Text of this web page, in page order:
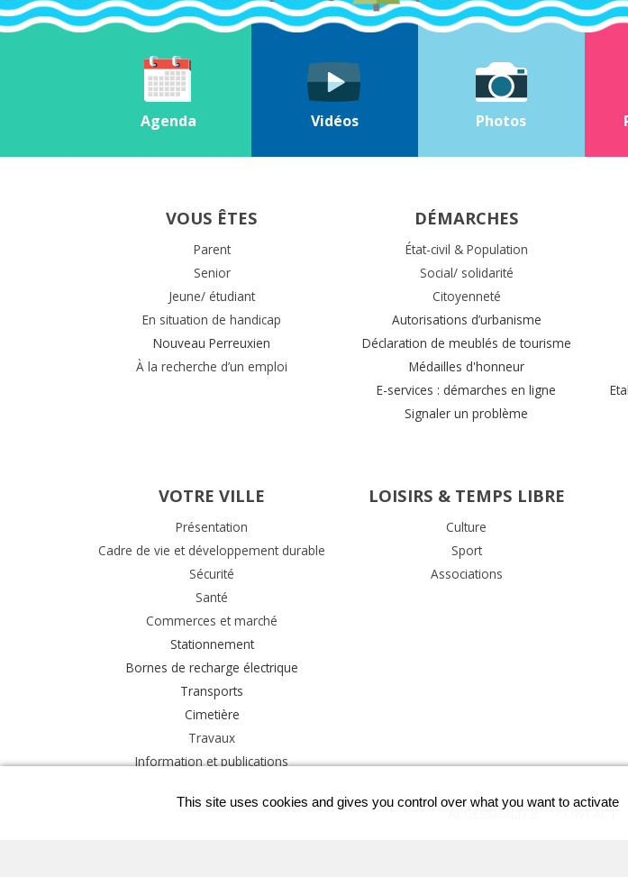
Agenda Vidéos Photos
VOUS ÊTES
Parent
Senior
Jeune/ étudiant
En situation de handicap
Nouveau Perreuxien
À la recherche d’un emploi
DÉMARCHES
État-civil & Population
Social/ solidarité
Citoyenneté
Autorisations d’urbanisme
Déclaration de meublés de tourisme
Médailles d'honneur
E-services : démarches en ligne
Signaler un problème
VOTRE VILLE
Présentation
Cadre de vie et développement durable
Sécurité
Santé
Commerces et marché
Stationnement
Bornes de recharge électrique
Transports
Cimetière
Travaux
Information et publications
LOISIRS & TEMPS LIBRE
Culture
Sport
Associations
ACCESSIBILITÉ
This site uses cookies and gives you control over what you want to activate